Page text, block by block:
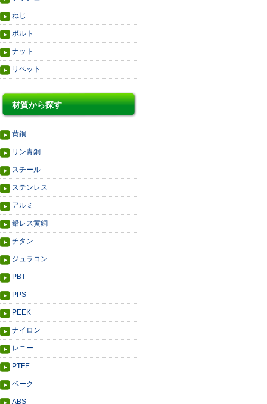
ねじ
ボルト
ナット
リベット
材質から探す
黄銅
リン青銅
スチール
ステンレス
アルミ
鉛レス黄銅
チタン
ジュラコン
PBT
PPS
PEEK
ナイロン
レニー
PTFE
ベーク
ABS